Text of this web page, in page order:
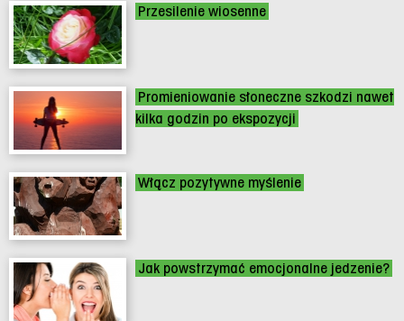
Przesilenie wiosenne
Promieniowanie słoneczne szkodzi nawet
kilka godzin po ekspozycji
Włącz pozytywne myślenie
Jak powstrzymać emocjonalne jedzenie?